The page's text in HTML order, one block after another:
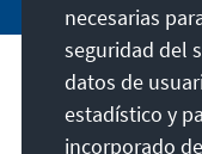
Dirección
necesarias
seguridad del
datos de
estadístico y
incorporado